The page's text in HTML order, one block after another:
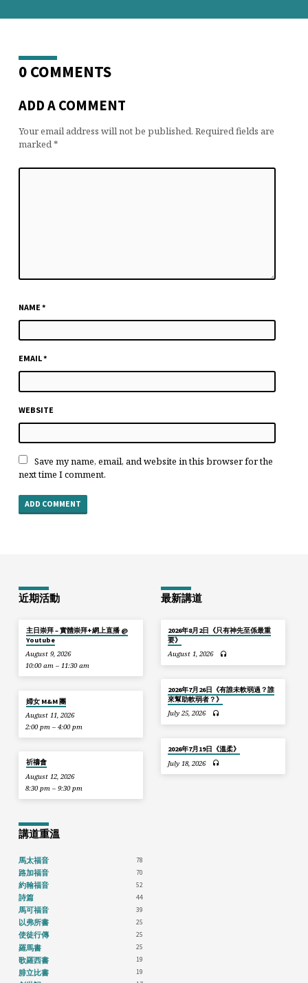
0 COMMENTS
ADD A COMMENT
Your email address will not be published. Required fields are
marked*
NAME *
EMAIL*
WEBSITE
Save my name, email, and website in this browser for the
next time I comment.
近期活動
主日崇拜 – 實體崇拜+網上直播 @
Youtube
August 9, 2026
10:00 am – 11:30 am
婦女 M&M 團
August 11, 2026
2:00 pm – 4:00 pm
祈禱會
August 12, 2026
8:30 pm – 9:30 pm
最新講道
2026年8月2日《只有神先至係最重
要》
August 1, 2026
2026年7月26日《有誰未軟弱過？誰
來幫助軟弱者？》
July 25, 2026
2026年7月19日《溫柔》
July 18, 2026
講道重溫
馬太福音 78
路加福音 70
約翰福音 52
詩篇 44
馬可福音 39
以弗所書 25
使徒行傳 25
羅馬書 25
歌羅西書 19
腓立比書 19